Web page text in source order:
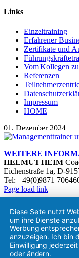
Links
Einzeltraining
Erfahrener
Zertifikate und
Vom Kollegen
Referenzen
Impressum
HOME
01. Dezember 2024
WEITERE
HELMUT HEIM
Eichenstraße 1a, D-
Tel: +49(0)9871
Twitter
Facebook
LinkedIn
Xing
Instagram
Page load link
Diese Seite nutzt
um ihre Dienste
Werbung
anzuzeigen. Ich bin
Einwilligung
oder ändern.
Nach